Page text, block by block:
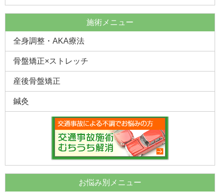
施術メニュー
全身調整・AKA療法
骨盤矯正×ストレッチ
産後骨盤矯正
鍼灸
お悩み別メニュー